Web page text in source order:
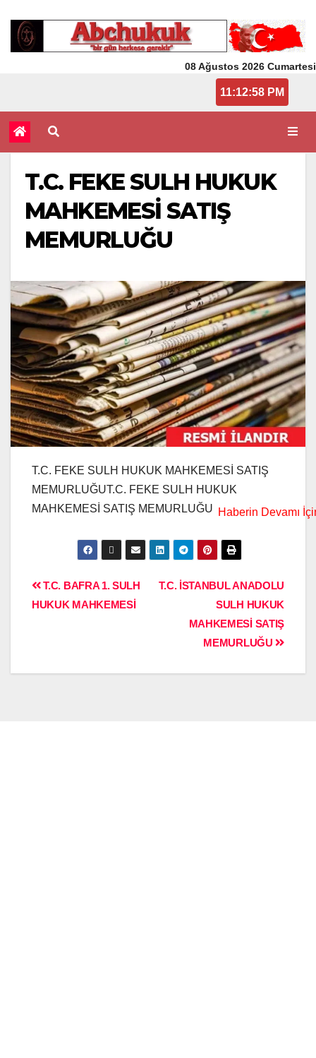
08 Ağustos 2026 Cumartesi
11:12:58 PM
T.C. FEKE SULH HUKUK
MAHKEMESİ SATIŞ
MEMURLUĞU
T.C. FEKE SULH HUKUK MAHKEMESİ SATIŞ
MEMURLUĞUT.C. FEKE SULH HUKUK
MAHKEMESİ SATIŞ MEMURLUĞU
T.C. İSTANBUL ANADOLU
SULH HUKUK
MAHKEMESİ SATIŞ
MEMURLUĞU
T.C. BAFRA 1. SULH
HUKUK MAHKEMESİ